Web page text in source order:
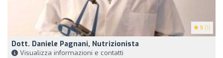
5 (1)
Dott. Daniele Pagnani, Nutrizionista
Visualizza informazioni e contatti